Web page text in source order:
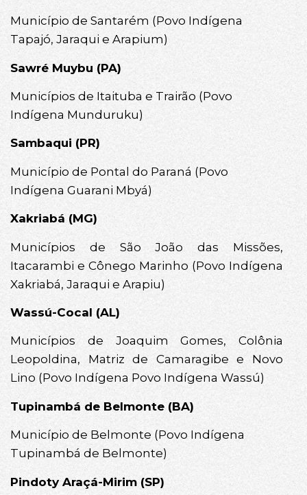
Município de Santarém (Povo Indígena
Tapajó, Jaraqui e Arapium)
Sawré Muybu (PA)
Municípios de Itaituba e Trairão (Povo
Indígena Munduruku)
Sambaqui (PR)
Município de Pontal do Paraná (Povo
Indígena Guarani Mbyá)
Xakriabá (MG)
Municípios de São João das Missões,
Itacarambi e Cônego Marinho (Povo Indígena
Xakriabá, Jaraqui e Arapiu)
Wassú-Cocal (AL)
Municípios de Joaquim Gomes, Colônia
Leopoldina, Matriz de Camaragibe e Novo
Lino (Povo Indígena Povo Indígena Wassú)
Tupinambá de Belmonte (BA)
Município de Belmonte (Povo Indígena
Tupinambá de Belmonte)
Pindoty Araçá-Mirim (SP)